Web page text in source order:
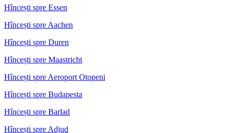
Hîncești spre Essen
Hîncești spre Aachen
Hîncești spre Duren
Hîncești spre Maastricht
Hîncești spre Aeroport Otopeni
Hîncești spre Budapesta
Hîncești spre Barlad
Hîncești spre Adjud